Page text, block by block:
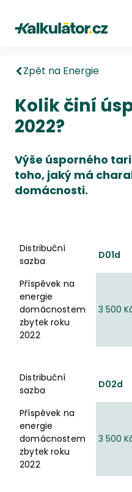
Kalkulátor.cz
Zpět na Energie
Kolik činí
2022?
Výše úsporného
toho, jaký má
domácnosti.
Distribuční
sazba
D01d
Příspěvek na
energie
domácnostem
zbytek roku
2022
3 500
Distribuční
sazba
D02d
Příspěvek na
energie
domácnostem
zbytek roku
2022
3 500